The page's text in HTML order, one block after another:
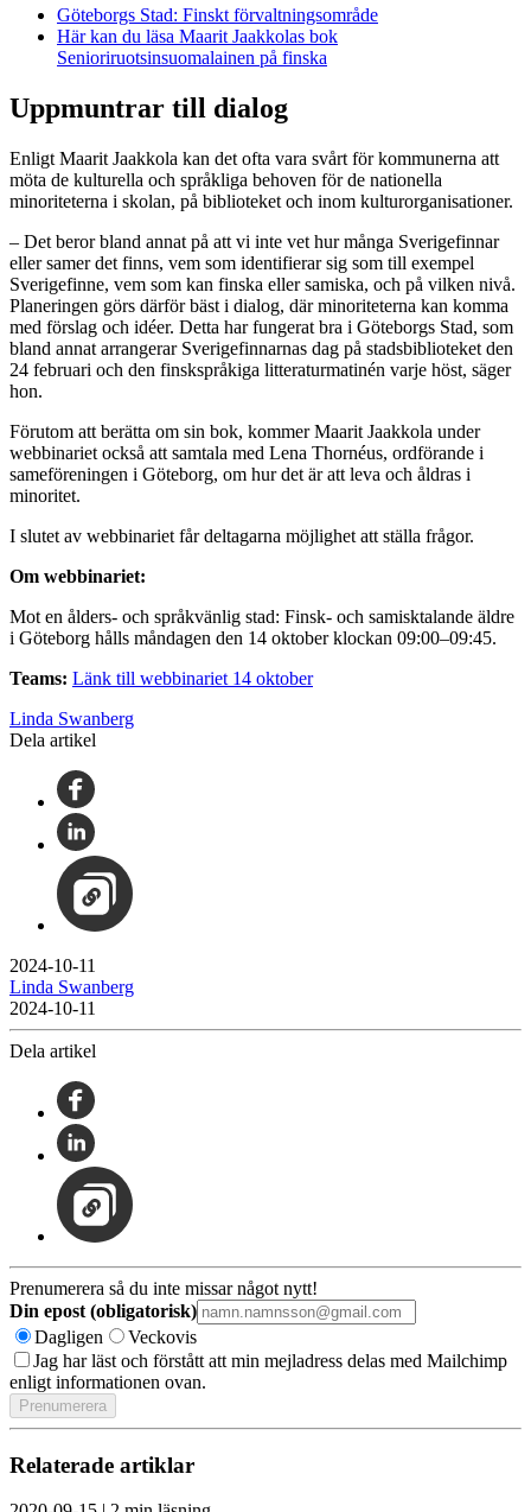
Göteborgs Stad: Finskt förvaltningsområde
Här kan du läsa Maarit Jaakkolas bok
Senioriruotsinsuomalainen på finska
Uppmuntrar till dialog
Enligt Maarit Jaakkola kan det ofta vara svårt för kommunerna att
möta de kulturella och språkliga behoven för de nationella
minoriteterna i skolan, på biblioteket och inom kulturorganisationer.
– Det beror bland annat på att vi inte vet hur många Sverigefinnar
eller samer det finns, vem som identifierar sig som till exempel
Sverigefinne, vem som kan finska eller samiska, och på vilken nivå.
Planeringen görs därför bäst i dialog, där minoriteterna kan komma
med förslag och idéer. Detta har fungerat bra i Göteborgs Stad, som
bland annat arrangerar Sverigefinnarnas dag på stadsbiblioteket den
24 februari och den finskspråkiga litteraturmatinén varje höst, säger
hon.
Förutom att berätta om sin bok, kommer Maarit Jaakkola under
webbinariet också att samtala med Lena Thornéus, ordförande i
sameföreningen i Göteborg, om hur det är att leva och åldras i
minoritet.
I slutet av webbinariet får deltagarna möjlighet att ställa frågor.
Om webbinariet:
Mot en ålders- och språkvänlig stad: Finsk- och samisktalande äldre
i Göteborg hålls måndagen den 14 oktober klockan 09:00–09:45.
Teams: Länk till webbinariet 14 oktober
Linda Swanberg
Dela artikel
2024-10-11
Linda Swanberg
2024-10-11
Dela artikel
Prenumerera så du inte missar något nytt!
Din epost (obligatorisk)
Dagligen
Veckovis
Jag har läst och förstått att min mejladress delas med Mailchimp
enligt informationen ovan.
Relaterade artiklar